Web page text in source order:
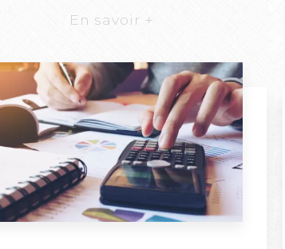
En savoir +